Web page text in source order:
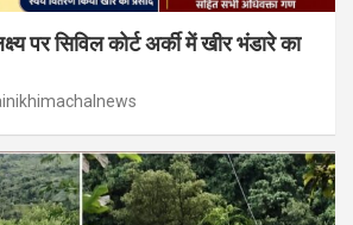
पर सिविल कोर्ट अर्की में खीर भंडारे का